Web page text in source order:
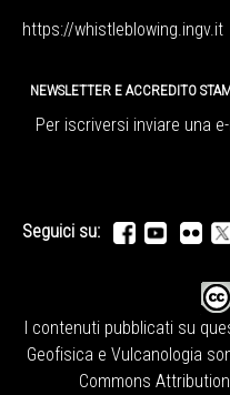
https://whistleblowing.ingv.it
NEWSLETTER E ACCREDITO
Per iscriversi inviare una e-
Seguici su:
I contenuti pubblicati su
Geofisica e Vulcanologia
Commons